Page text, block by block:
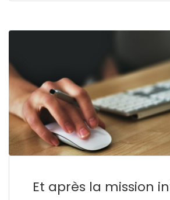
Et après la mission